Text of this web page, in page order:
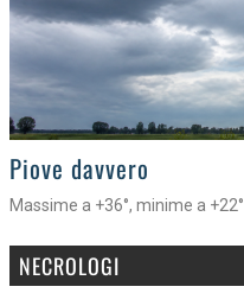
>
Piove davvero
Massime a +36°, minime a +22°
NECROLOGI